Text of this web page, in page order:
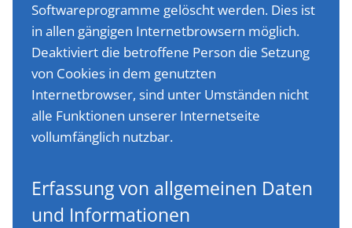
Softwareprogramme gelöscht werden. Dies ist
in allen gängigen Internetbrowsern möglich.
Deaktiviert die betroffene Person die Setzung
von Cookies in dem genutzten
Internetbrowser, sind unter Umständen nicht
alle Funktionen unserer Internetseite
vollumfänglich nutzbar.
Erfassung von allgemeinen Daten
und Informationen